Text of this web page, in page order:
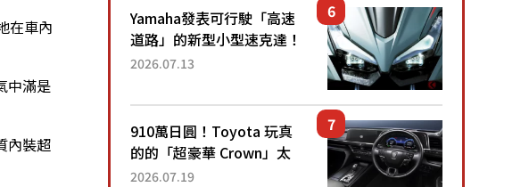
在車內
中滿是
內裝超
水準，堪稱高CP值代表的
「...
Yamaha發表可行駛「高速
道路」的新型小型速克達！
搭載能享受超強勁「渦輪
高階「Super Sport」車款
相同的...
2026.07.13
910萬日圓！Toyota 玩真
的的「超豪華 Crown」太
厲害了！採用由「匠人技
2026.07.19